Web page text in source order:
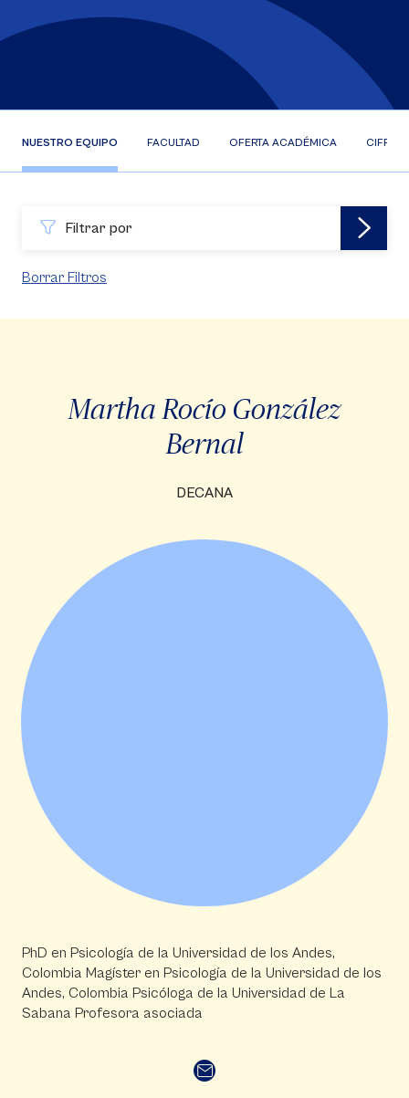
NUESTRO EQUIPO FACULTAD OFERTA ACADÉMICA CIFRAS
Filtrar por
Borrar Filtros
Martha Rocío González
Bernal
DECANA
PhD en Psicología de la Universidad de los Andes,
Colombia Magíster en Psicología de la Universidad de los
Andes, Colombia Psicóloga de la Universidad de La
Sabana Profesora asociada